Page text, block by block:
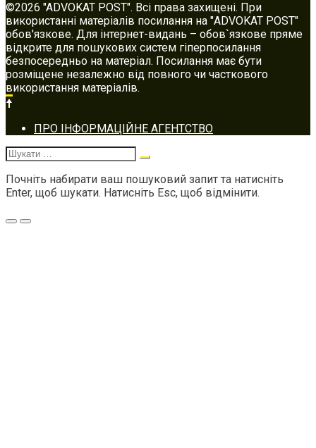
©2026 "ADVOKAT POST". Всі права захищені. При
використанні матеріалів посилання на "ADVOKAT POST"
обов'язкове. Для інтернет-видань – обов`язкове пряме
відкрите для пошукових систем гіперпосилання
безпосередньо на матеріал. Посилання має бути
розміщене незалежно від повного чи часткового
використання матеріалів.
Footer
navigation
ПРО ІНФОРМАЦІЙНЕ АГЕНТСТВО
Шукати:
Почніть набирати ваш пошуковий запит та натисніть
Enter, щоб шукати. Натисніть Esc, щоб відмінити.
Меню